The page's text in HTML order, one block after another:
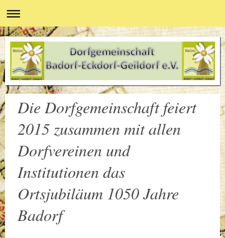
Die Dorfgemeinschaft feiert
2015 zusammen mit allen
Dorfvereinen und
Institutionen das
Ortsjubiläum 1050 Jahre
Badorf